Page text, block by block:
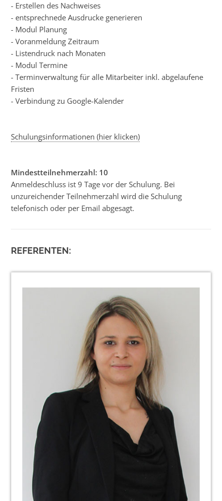
- Erstellen des Nachweises
- entsprechnede Ausdrucke generieren
- Modul Planung
- Voranmeldung Zeitraum
- Listendruck nach Monaten
- Modul Termine
- Terminverwaltung für alle Mitarbeiter inkl. abgelaufene
Fristen
- Verbindung zu Google-Kalender
Schulungsinformationen (hier klicken)
Mindestteilnehmerzahl: 10
Anmeldeschluss ist 9 Tage vor der Schulung. Bei
unzureichender Teilnehmerzahl wird die Schulung
telefonisch oder per Email abgesagt.
REFERENTEN: